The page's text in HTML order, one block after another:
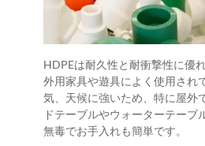
HDPEは耐久性と耐衝撃性に優
外用家具や遊具によく使用され
気、天候に強いため、特に屋外
ドテーブルやウォーターテーブ
無毒でお手入れも簡単です。